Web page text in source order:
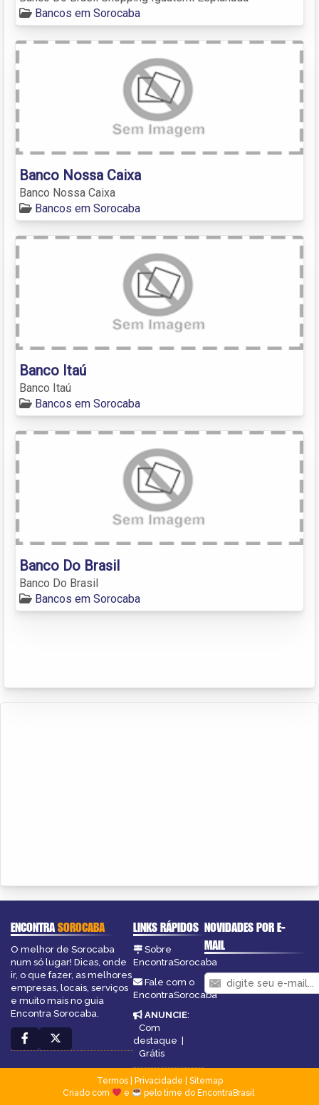
Bancos em Sorocaba
Banco Nossa Caixa
Banco Nossa Caixa
Bancos em Sorocaba
Banco Itaú
Banco Itaú
Bancos em Sorocaba
Banco Do Brasil
Banco Do Brasil
Bancos em Sorocaba
ENCONTRASOROCABA
O melhor de Sorocaba
num só lugar! Dicas, onde
ir, o que fazer, as melhores
empresas, locais, serviços
e muito mais no guia
Encontra Sorocaba.
LINKS RÁPIDOS
Sobre
EncontraSorocaba
Fale com o
EncontraSorocaba
ANUNCIE:
Com
destaque |
Grátis
NOVIDADES POR E-
MAIL
Termos| Privacidade
Sitemap
Criado com
e pelo time do EncontraBrasil